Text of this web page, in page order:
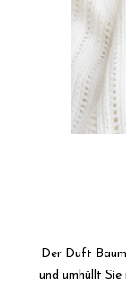
Der Duft
und umhüllt